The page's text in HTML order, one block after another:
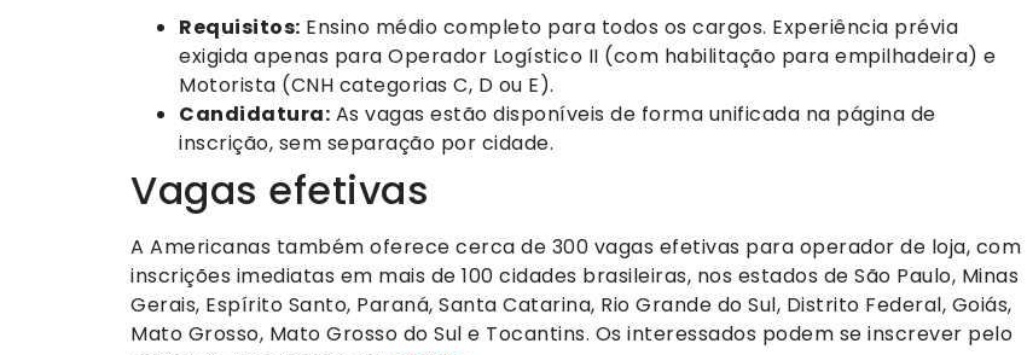
Requisitos: Ensino médio completo para todos os cargos. Experiência prévia
exigida apenas para Operador Logístico II (com habilitação para empilhadeira) e
Motorista (CNH categorias C, D ou E).
Candidatura: As vagas estão disponíveis de forma unificada na página de
inscrição, sem separação por cidade.
Vagas efetivas
A Americanas também oferece cerca de 300 vagas efetivas para operador de loja, com
inscrições imediatas em mais de 100 cidades brasileiras, nos estados de São Paulo, Minas
Gerais, Espírito Santo, Paraná, Santa Catarina, Rio Grande do Sul, Distrito Federal, Goiás,
Mato Grosso, Mato Grosso do Sul e Tocantins. Os interessados podem se inscrever pelo